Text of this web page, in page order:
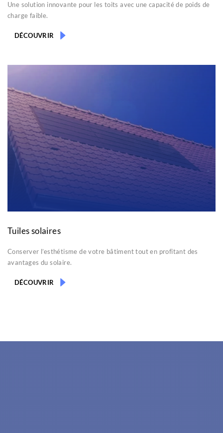
Une solution innovante pour les toits avec une capacité de poids de
charge faible.
DÉCOUVRIR
Tuiles solaires
Conserver l’esthétisme de votre bâtiment tout en profitant des
avantages du solaire.
DÉCOUVRIR